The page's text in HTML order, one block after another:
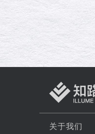
关于我们